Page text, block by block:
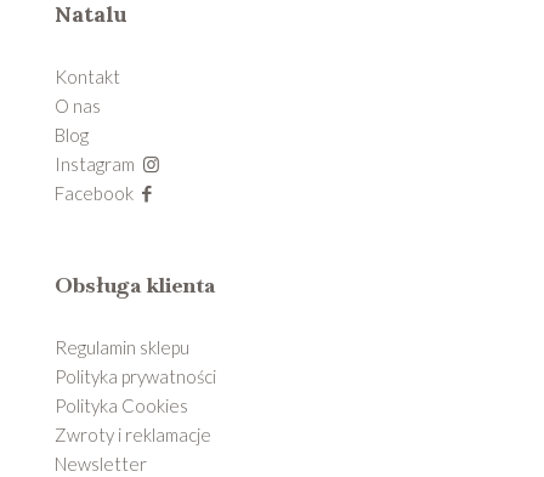
Natalu
Kontakt
O nas
Blog
Instagram
Facebook
Obsługa klienta
Regulamin sklepu
Polityka prywatności
Polityka Cookies
Zwroty i reklamacje
Newsletter